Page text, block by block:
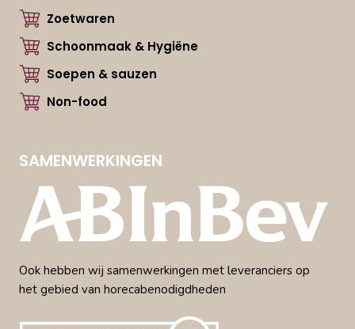
Zoetwaren
Schoonmaak & Hygiëne
Soepen & sauzen
Non-food
SAMENWERKINGEN
Ook hebben wij samenwerkingen met leveranciers op
het gebied van horecabenodigdheden